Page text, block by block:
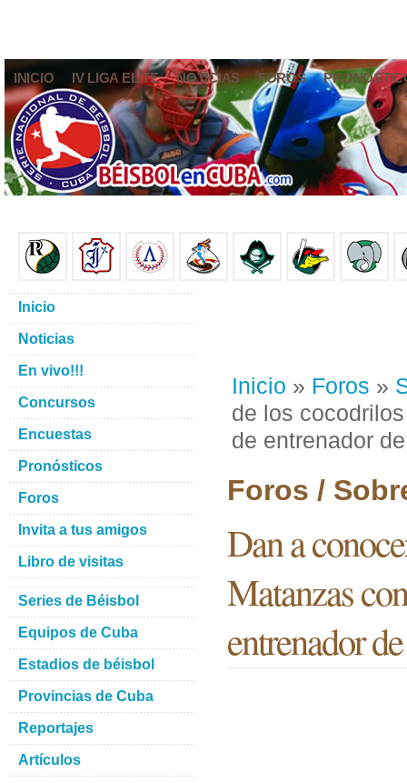
INICIO IV LIGA ELITE NOTICIAS FOROS
Inicio » Foros »
de los
de entrenador
Foros /
Dan a
Matanzas
entrenador
Inicio
Noticias
En vivo!!!
Concursos
Encuestas
Pronósticos
Foros
Invita a tus amigos
Libro de visitas
Series de Béisbol
Equipos de Cuba
Estadios de béisbol
Provincias de Cuba
Reportajes
Artículos